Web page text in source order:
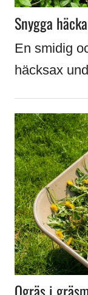
Snygga
En smidig
häcksax
Ogräs i